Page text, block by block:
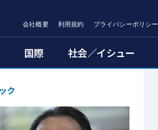
会社概要 利用規約 プライバシーポリシー
国際 社会／イシュー
ク